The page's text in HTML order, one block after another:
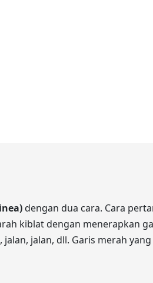
dengan dua cara. Cara
kiblat dengan menerapkan
jalan, dll. Garis merah